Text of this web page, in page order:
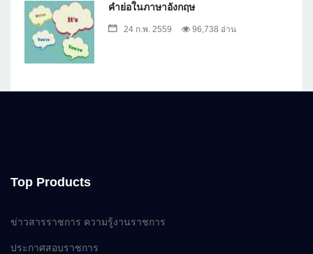
คำย่อในภาษาอังกฤษ
24 ก.พ. 2559 96,738 อ่าน
Top Products
ข่าวสารราชการ ความรู้งานราชการ
ประกาศสอบราชการ